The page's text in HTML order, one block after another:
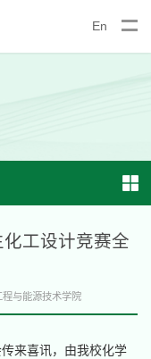
En
工设计竞赛全
程与能源技术学院
来喜讯，由我校化学